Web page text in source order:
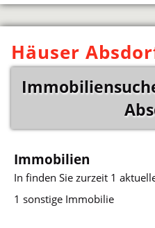
Häuser
Immobilien
Infinden Sie zurzeit 1
1 sonstige Immobilie